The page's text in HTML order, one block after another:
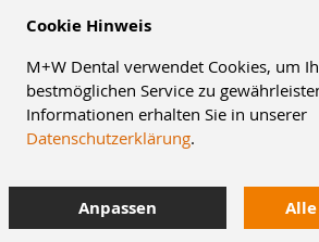
Cookie Hinweis
M+W Dental verwendet Cookies, um
bestmöglichen Service zu
Informationen erhalten Sie in unserer
Datenschutzerklärung.
Anpassen
AGB
Impressum